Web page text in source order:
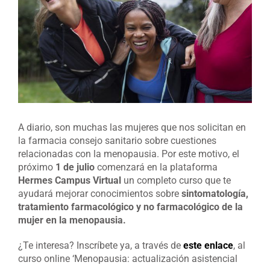
A diario, son muchas las mujeres que nos solicitan en
la farmacia consejo sanitario sobre cuestiones
relacionadas con la menopausia. Por este motivo, el
próximo 1 de julio comenzará en la plataforma
Hermes Campus Virtual un completo curso que te
ayudará mejorar conocimientos sobre sintomatología,
tratamiento farmacológico y no farmacológico de la
mujer en la menopausia.
¿Te interesa? Inscríbete ya, a través de este enlace, al
curso online ‘Menopausia: actualización asistencial